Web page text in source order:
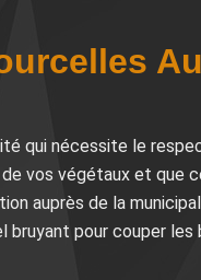
qui nécessite le
de vos végétaux et
auprès de la
bruyant pour couper les